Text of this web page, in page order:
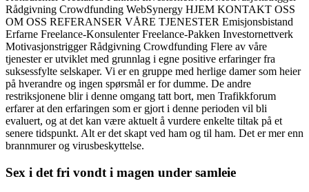
Rådgivning Crowdfunding WebSynergy HJEM KONTAKT OSS
OM OSS REFERANSER VÅRE TJENESTER Emisjonsbistand
Erfarne Freelance-Konsulenter Freelance-Pakken Investornettverk
Motivasjonstrigger Rådgivning Crowdfunding Flere av våre
tjenester er utviklet med grunnlag i egne positive erfaringer fra
suksessfylte selskaper. Vi er en gruppe med herlige damer som heier
på hverandre og ingen spørsmål er for dumme. De andre
restriksjonene blir i denne omgang tatt bort, men Trafikkforum
erfarer at den erfaringen som er gjort i denne perioden vil bli
evaluert, og at det kan være aktuelt å vurdere enkelte tiltak på et
senere tidspunkt. Alt er det skapt ved ham og til ham. Det er mer enn
brannmurer og virusbeskyttelse.
Sex i det fri vondt i magen under samleie